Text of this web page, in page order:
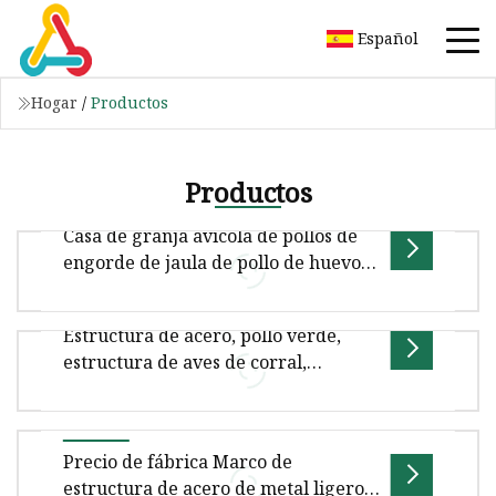
Español
Hogar / Productos
Productos
Casa de granja avícola de pollos de
engorde de jaula de pollo de huevo
diseño moderno
Diseño de diseño moderno Capa de estructura
Granja avícola Casa Director Gru
Estructura de acero, pollo verde,
estructura de aves de corral,
avícola, precio
Descripción general Casos en el extranjero
Descripción del producto Resistencia del
Precio de fábrica Marco de
estructura de acero de metal ligero